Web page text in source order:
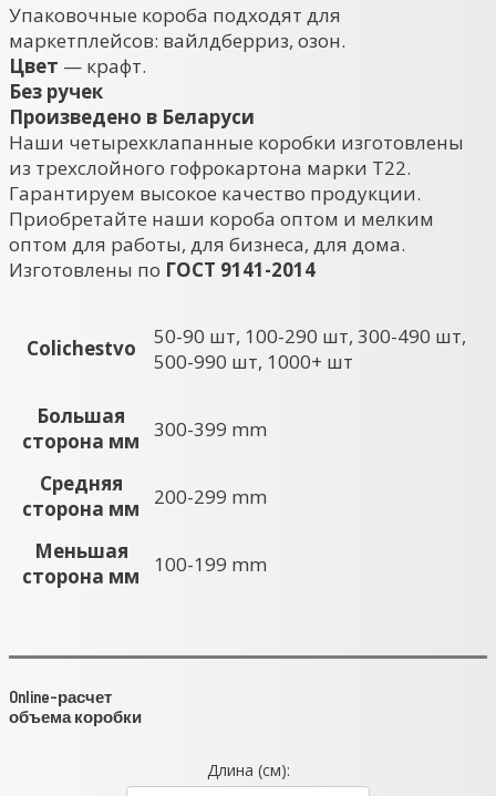
Упаковочные короба подходят для
маркетплейсов: вайлдберриз, озон.
Цвет — крафт.
Без ручек
Произведено в Беларуси
Наши четырехклапанные коробки изготовлены
из трехслойного гофрокартона марки Т22.
Гарантируем высокое качество продукции.
Приобретайте наши короба оптом и мелким
оптом для работы, для бизнеса, для дома.
Изготовлены по ГОСТ 9141-2014
Colichestvo
50-90 шт, 100-290 шт, 300-490 шт,
500-990 шт, 1000+ шт
Большая
сторона мм
300-399 mm
Средняя
сторона мм
200-299 mm
Меньшая
сторона мм
100-199 mm
Online-расчет
объема коробки
Длина (см):